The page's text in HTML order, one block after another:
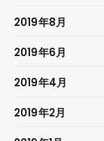
2019年8月
2019年6月
2019年4月
2019年2月